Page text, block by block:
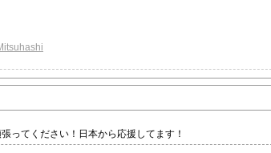
ってください！日本から応援してます！